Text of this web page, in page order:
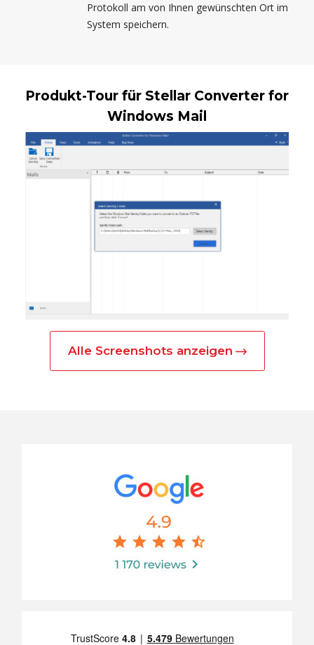
Protokoll am von Ihnen gewünschten Ort im
System speichern.
Produkt-Tour für Stellar Converter for
Windows Mail
Alle Screenshots anzeigen